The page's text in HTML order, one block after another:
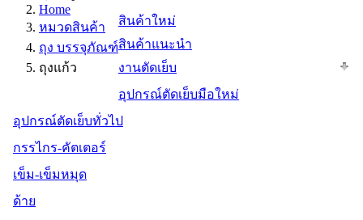
Home
หมวดสินค้า
ถุง บรรจุภัณฑ์
ถุงแก้ว
สินค้าใหม่
สินค้าแนะนำ
งานตัดเย็บ
อุปกรณ์ตัดเย็บมือใหม่
อุปกรณ์ตัดเย็บทั่วไป
กรรไกร-คัตเตอร์
เข็ม-เข็มหมุด
ด้าย